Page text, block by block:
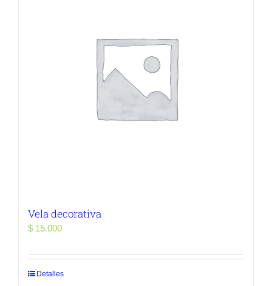
Vela decorativa
$ 15.000
Detalles